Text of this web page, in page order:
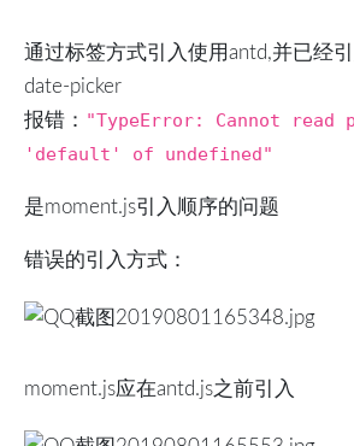
通过标签方式引入使用antd,并已经
date-picker
报错： "TypeError: Cannot read
'default' of undefined"
是moment.js引入顺序的问题
错误的引入方式：
moment.js应在antd.js之前引入